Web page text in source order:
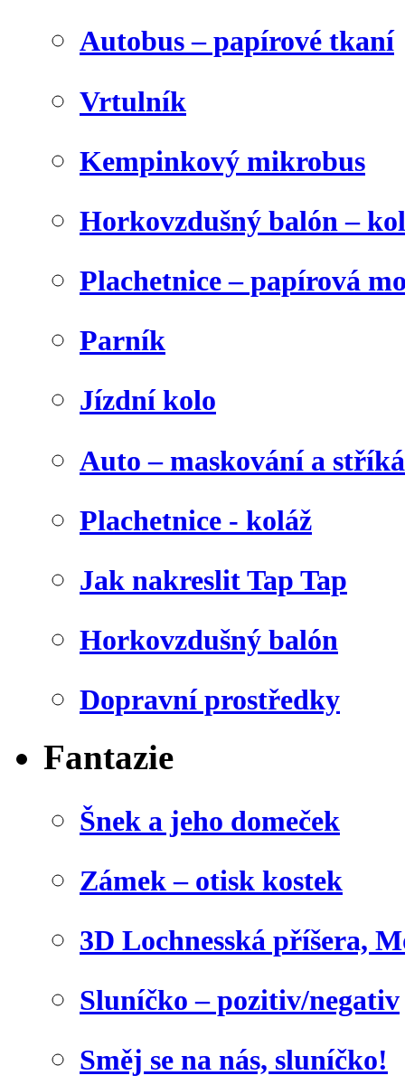
Autobus – papírové tkaní
Vrtulník
Kempinkový mikrobus
Horkovzdušný balón –
Plachetnice – papírová
Parník
Jízdní kolo
Auto – maskování a
Plachetnice - koláž
Jak nakreslit Tap Tap
Horkovzdušný balón
Dopravní prostředky
Fantazie
Šnek a jeho domeček
Zámek – otisk kostek
3D Lochnesská příšera,
Sluníčko – pozitiv/negativ
Směj se na nás, sluníčko!